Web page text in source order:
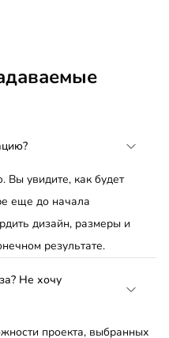
увидите, как будет
еще до начала
дизайн, размеры и
результате.
Не хочу
проекта, выбранных